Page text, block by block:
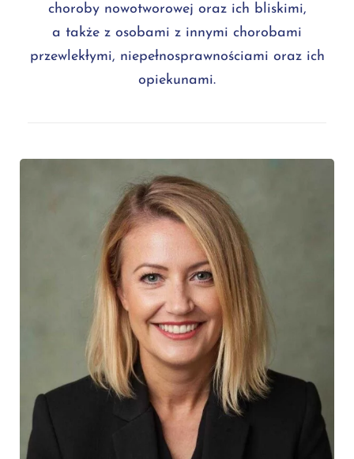
choroby nowotworowej oraz ich bliskimi,
a także z osobami z innymi chorobami
przewlekłymi, niepełnosprawnościami oraz ich
opiekunami.